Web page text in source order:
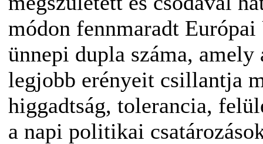
módon fennmaradt Európai
ünnepi dupla száma, amely
legjobb erényeit csillantja
higgadtság, tolerancia,
a napi politikai